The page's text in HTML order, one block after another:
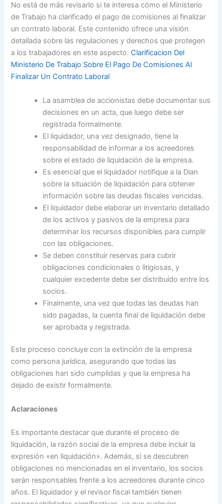
No está de más revisarlo si te interesa cómo el Ministerio
de Trabajo ha clarificado el pago de comisiones al finalizar
un contrato laboral. Este contenido ofrece una visión
detallada sobre las regulaciones y derechos que protegen
a los trabajadores en este aspecto.Clarificacion Del
Ministerio De Trabajo Sobre El Pago De Comisiones Al
Finalizar Un Contrato Laboral
La asamblea de accionistas debe documentar sus
decisiones en un acta, que luego debe ser
registrada formalmente.
El liquidador, una vez designado, tiene la
responsabilidad de informar a los acreedores
sobre el estado de liquidación de la empresa.
Es esencial que el liquidador notifique a la Dian
sobre la situación de liquidación para obtener
información sobre las deudas fiscales vencidas.
El liquidador debe elaborar un inventario detallado
de los activos y pasivos de la empresa para
determinar los recursos disponibles para cumplir
con las obligaciones.
Se deben constituir reservas para cubrir
obligaciones condicionales o litigiosas, y
cualquier excedente debe ser distribuido entre los
socios.
Finalmente, una vez que todas las deudas han
sido pagadas, la cuenta final de liquidación debe
ser aprobada y registrada.
Este proceso concluye con la extinción de la empresa
como persona jurídica, asegurando que todas las
obligaciones han sido cumplidas y que la empresa ha
dejado de existir formalmente.
Aclaraciones
Es importante destacar que durante el proceso de
liquidación, la razón social de la empresa debe incluir la
expresión «en liquidación». Además, si se descubren
obligaciones no mencionadas en el inventario, los socios
serán responsables frente a los acreedores durante cinco
años. El liquidador y el revisor fiscal también tienen